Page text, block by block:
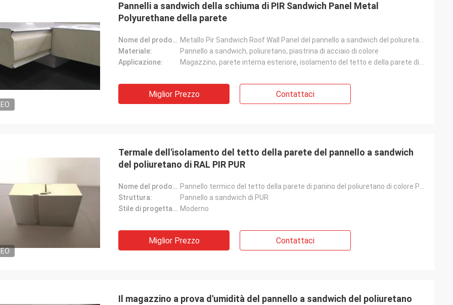
Pannelli a sandwich della schiuma di PIR Sandwich Panel Metal
Polyurethane della parete
Nome del prodotto:
Materiale:
Pannello a sandwich, poliuretano, piastrina di acciaio di colore
Applicazione:
Miglior Prezzo Contattaci
Termale dell'isolamento del tetto della parete del pannello a sandwich
del poliuretano di RAL PIR PUR
Nome del prodotto:
Struttura:
Pannello a sandwich di PUR
Stile di progettazione: Moderno
Miglior Prezzo Contattaci
Il magazzino a prova d'umidità del pannello a sandwich del poliuretano